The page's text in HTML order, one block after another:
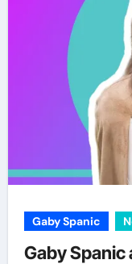
Gaby Spanic
Gaby